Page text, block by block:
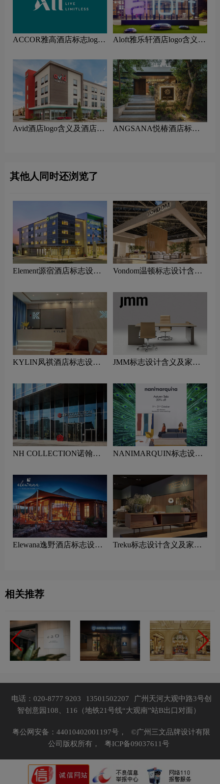
ACCOR雅高酒店标志logo
Aloft雅乐轩酒店logo含义及
‌Avid酒店logo含义及酒店品
ANGSANA悦椿酒店标志
其他人同时还浏览了
Element源宿酒店标志设计
Vondom温顿标志设计含义
KYLIN凤祺酒店标志设计
JMM标志设计含义及家具
NH COLLECTION诺翰精
品牌设计理念
NANIMARQUIN标志设计
Elewana逸野酒店标志设计
Treku标志设计含义及家具
相关推荐
电话：020-8777 9203 13501502207
广州天河大观中路3号创
智创意园108、116（地铁21号线“大观南”站B出口对面）
粤公网安备：44010402001197号，
©广州三文品牌设计有限
公司版权所有，
粤ICP备09037611号